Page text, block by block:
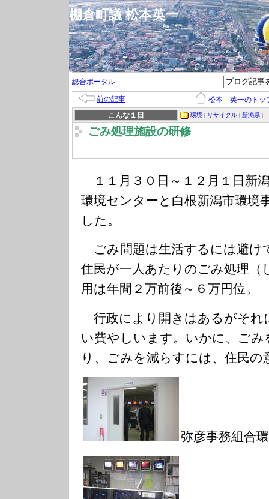
棚倉町議 松本英一
総合ポータル
前の記事
松本 英一のトッ
こんな１日
環境 | リサイクル | 新潟県 |
ごみ処理施設の研修
１１月３０日～１２月１日新
環境センターと白根新潟市環境
した。
ごみ問題は生活するには避け
住民が一人あたりのごみ処理（
用は年間２万前後～６万円位。
行政により開きはあるがそれ
い費やしいます。いかに、ご
り、ごみを減らすには、住民の
弥彦事務組合